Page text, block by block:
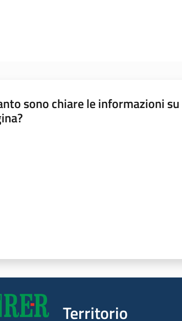
sono chiare le informazioni
Territorio